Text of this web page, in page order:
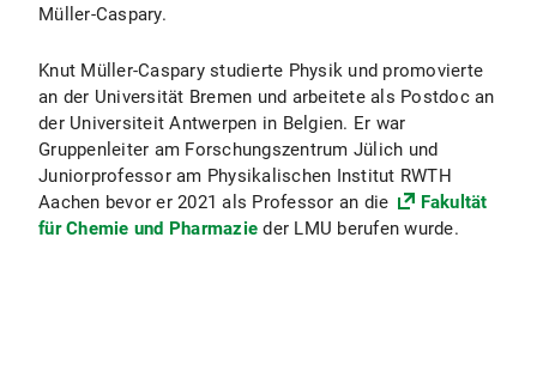
Müller-Caspary.
Knut Müller-Caspary studierte Physik und promovierte
an der Universität Bremen und arbeitete als Postdoc an
der Universiteit Antwerpen in Belgien. Er war
Gruppenleiter am Forschungszentrum Jülich und
Juniorprofessor am Physikalischen Institut RWTH
Aachen bevor er 2021 als Professor an die
Fakultät
für Chemie und Pharmazie der LMU berufen wurde.